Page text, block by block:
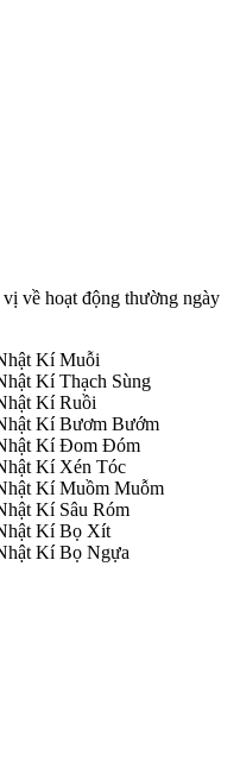
về hoạt động thường ngày
Kí Muỗi
Kí Thạch Sùng
Kí Ruồi
Kí Bươm Bướm
Kí Đom Đóm
Kí Xén Tóc
Kí Muồm Muỗm
Kí Sâu Róm
Kí Bọ Xít
Kí Bọ Ngựa